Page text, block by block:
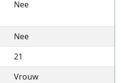
Nee
Nee
21
Vrouw